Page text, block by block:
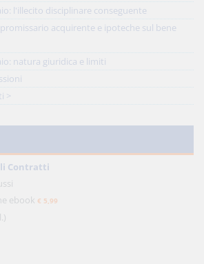
l'illecito disciplinare conseguente
acquirente e ipoteche sul bene
natura giuridica e limiti
>
Contratti
ebook € 5,99